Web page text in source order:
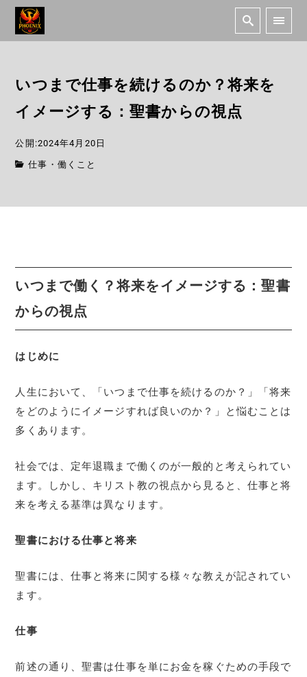
いつまで仕事を続けるのか？将来を
イメージする：聖書からの視点
公開:2024年4月20日
仕事・働くこと
いつまで働く？将来をイメージする：聖書
からの視点
はじめに
人生において、「いつまで仕事を続けるのか？」「将来
をどのようにイメージすれば良いのか？」と悩むことは
多くあります。
社会では、定年退職まで働くのが一般的と考えられてい
ます。しかし、キリスト教の視点から見ると、仕事と将
来を考える基準は異なります。
聖書における仕事と将来
聖書には、仕事と将来に関する様々な教えが記されてい
ます。
仕事
前述の通り、聖書は仕事を単にお金を稼ぐための手段で